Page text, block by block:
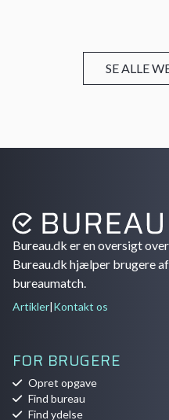
SE ALLE
Bureau.dk er en oversigt
Bureau.dk hjælper brugere
bureaumatch.
Artikler|Kontakt os
FOR BRUGERE
Opret opgave
Find bureau
Find ydelse